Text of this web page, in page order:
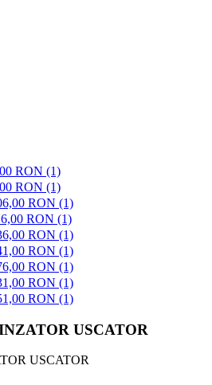
RON (1)
RON (1)
RON (1)
RON (1)
RON (1)
RON (1)
RON (1)
RON (1)
RON (1)
USCATOR
USCATOR